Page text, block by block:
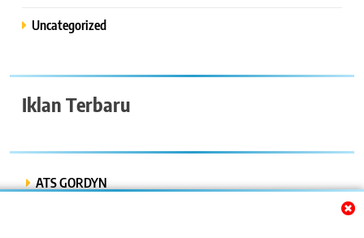
Uncategorized
Iklan Terbaru
ATS GORDYN